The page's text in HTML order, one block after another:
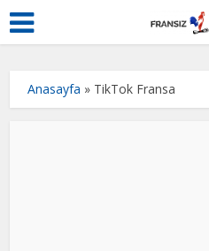
Anasayfa » TikTok Fransa